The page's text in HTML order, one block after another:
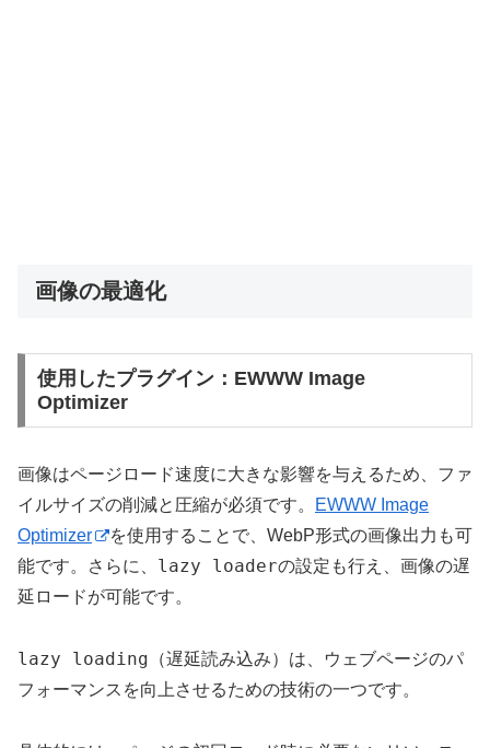
画像の最適化
使用したプラグイン：EWWW Image
Optimizer
画像はページロード速度に大きな影響を与えるため、ファ
イルサイズの削減と圧縮が必須です。
EWWW Image
Optimizer
を使用することで、WebP形式の画像出力も可
能です。さらに、 lazy loaderの設定も行え、画像の遅
延ロードが可能です。
lazy loading （遅延読み込み）は、ウェブページのパ
フォーマンスを向上させるための技術の一つです。